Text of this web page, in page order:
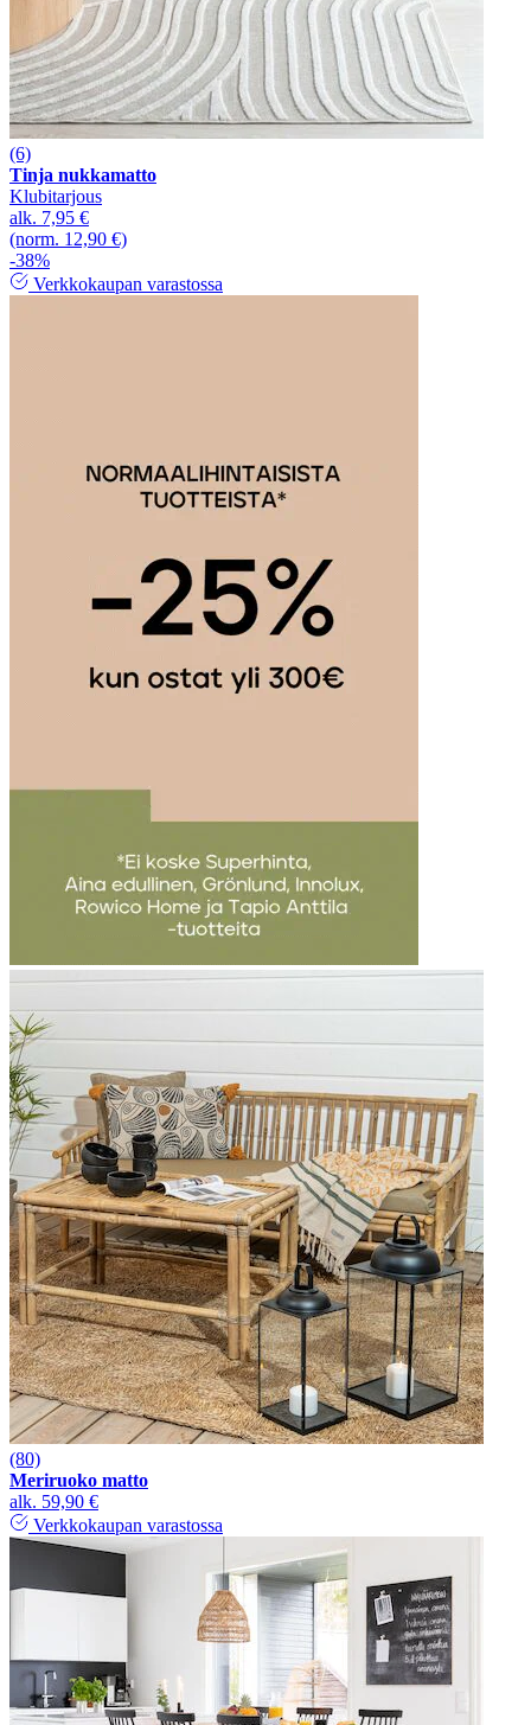
(6)
Tinja nukkamatto
Klubitarjous
alk. 7,95 €
(norm. 12,90 €)
-38%
Verkkokaupan varastossa
(80)
Meriruoko matto
alk. 59,90 €
Verkkokaupan varastossa